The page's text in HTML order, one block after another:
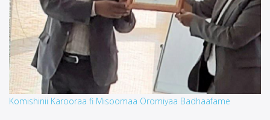
Komishinii Karooraa fi Misoomaa Oromiyaa Badhaafame